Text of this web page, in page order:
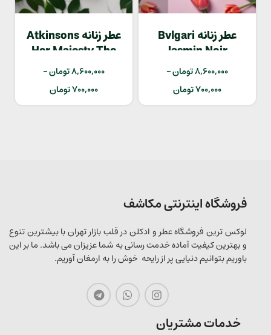
عطر زنانه Bvlgari
Jasmin Noir
8,600,000تومان–
700,000تومان
عطر زنانه Atkinsons
Her Majesty The
Oud
8,600,000تومان–
700,000تومان
فروشگاه اینترنتی مکاشف
لوکس ترین فروشگاه عطر و ادکلن در قلب بازار تهران با بیشترین تنوع
و بهترین کیفیت آماده خدمت رسانی به شما عزیزان می باشد. ما بر این
باوریم بتوانیم دنیایی پر از رایحه خوش را به ارمغان آوریم.
خدمات مشتریان